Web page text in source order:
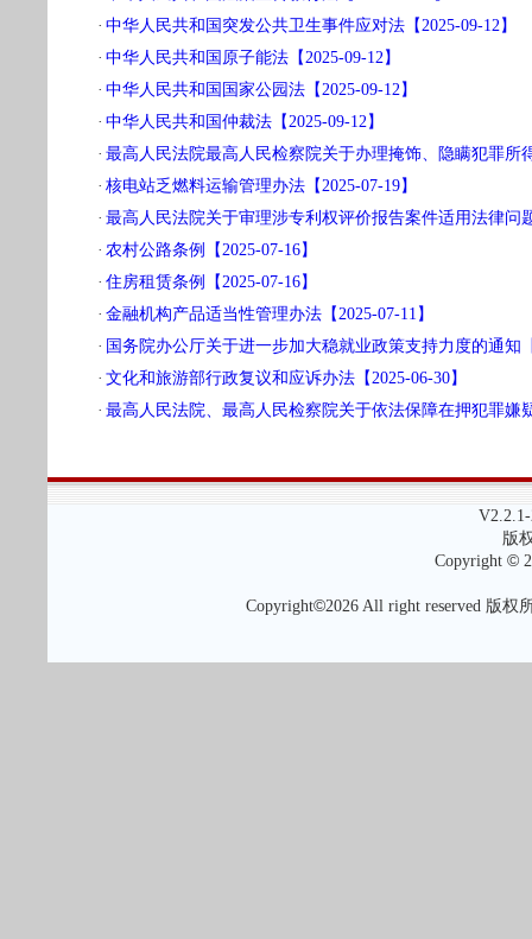
· 中华人民共和国突发公共卫生事件应对法【2025-09-12】
· 中华人民共和国原子能法【2025-09-12】
· 中华人民共和国国家公园法【2025-09-12】
· 中华人民共和国仲裁法【2025-09-12】
· 最高人民法院最高人民检察院关于办理掩饰、隐瞒犯罪所
· 核电站乏燃料运输管理办法【2025-07-19】
· 最高人民法院关于审理涉专利权评价报告案件适用法律问
· 农村公路条例【2025-07-16】
· 住房租赁条例【2025-07-16】
· 金融机构产品适当性管理办法【2025-07-11】
· 国务院办公厅关于进一步加大稳就业政策支持力度的通知
· 文化和旅游部行政复议和应诉办法【2025-06-30】
· 最高人民法院、最高人民检察院关于依法保障在押犯罪嫌
版
Copyright ©
Copyright©2026 All right reserved 版权